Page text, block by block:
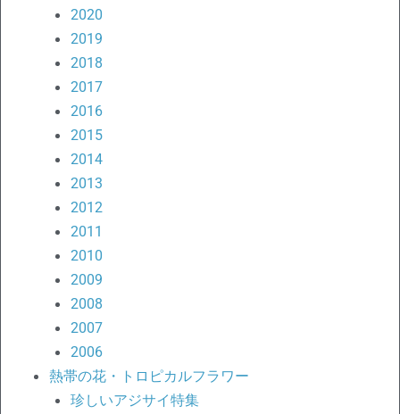
2020
2019
2018
2017
2016
2015
2014
2013
2012
2011
2010
2009
2008
2007
2006
熱帯の花・トロピカルフラワー
珍しいアジサイ特集